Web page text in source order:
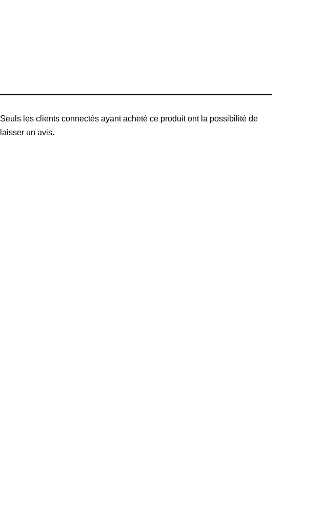
Seuls les clients connectés ayant acheté ce produit ont la possibilité de
laisser un avis.